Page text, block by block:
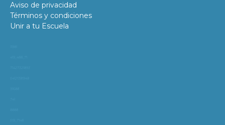
Aviso de privacidad
Términos y condiciones
Unir a tu Escuela